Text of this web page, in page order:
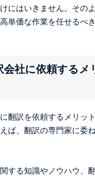
にはいきません。その
単価な作業を任せるべ
会社に依頼するメ
翻訳を依頼するメリッ
ば、翻訳の専門家に委
する知識やノウハウ、